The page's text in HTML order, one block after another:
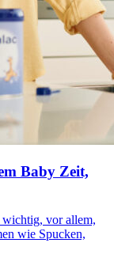
Baby Zeit,
vor allem,
wie Spucken,